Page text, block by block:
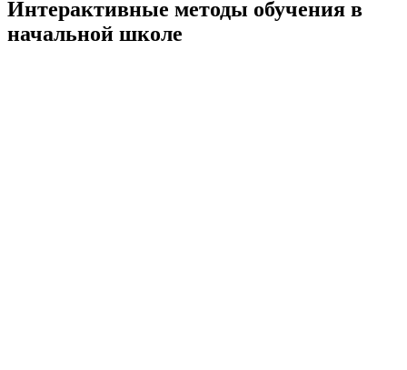
Интерактивные методы обучения в
начальной школе